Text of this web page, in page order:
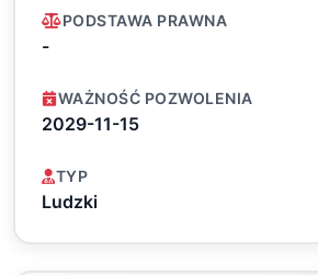
PODSTAWA PRAWNA
-
WAŻNOŚĆ POZWOLENIA
2029-11-15
TYP
Ludzki